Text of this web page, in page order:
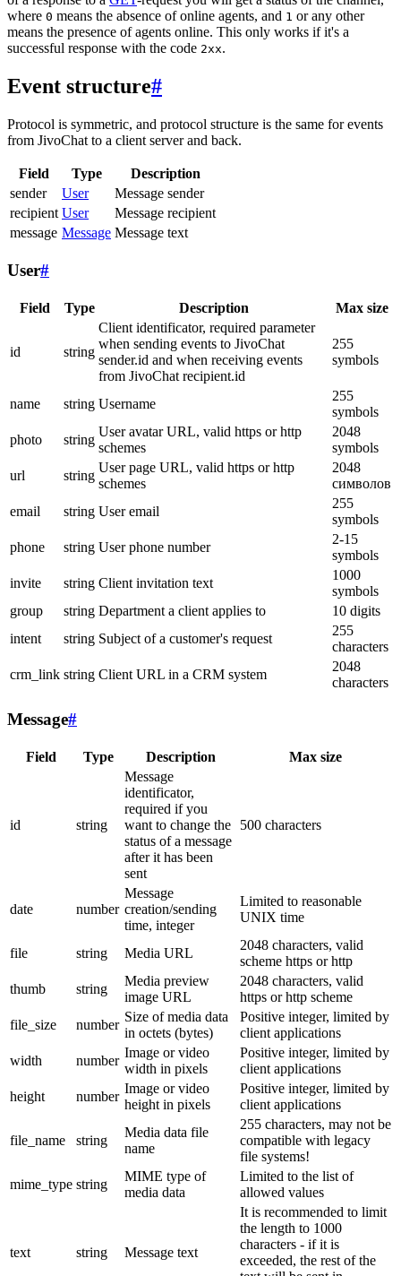
where 0 means the absence of online agents, and 1 or any other
means the presence of agents online. This only works if it's a
successful response with the code 2xx.
Event structure#
Protocol is symmetric, and protocol structure is the same for events
from JivoChat to a client server and back.
Field Type
Description
sender
User
Message sender
recipient User
Message recipient
message Message Message text
User#
Field Type Description Max size
id string
Client identificator, required parameter
when sending events to JivoChat
sender.id and when receiving events
from JivoChat recipient.id
255
symbols
name string Username
255
symbols
photo
string
User avatar URL, valid https or http
schemes
2048
symbols
url
string
User page URL, valid https or http
schemes
2048
символов
email
string User email
255
symbols
phone
string User phone number
2-15
symbols
invite
string Client invitation text
1000
symbols
group
string Department a client applies to
10 digits
intent
string Subject of a customer's request
255
characters
crm_link string Client URL in a CRM system
2048
characters
Message#
Field Type Description Max size
id string
Message
identificator,
required if you
want to change the
status of a message
after it has been
sent
500 characters
date number
Message
creation/sending
time, integer
Limited to reasonable
UNIX time
file string Media URL
2048 characters, valid
scheme https or http
thumb
string
Media preview
image URL
2048 characters, valid
https or http scheme
file_size
number
Size of media data
in octets (bytes)
Positive integer, limited by
client applications
width
number
Image or video
width in pixels
Positive integer, limited by
client applications
height
number
Image or video
height in pixels
Positive integer, limited by
client applications
file_name string
Media data file
name
255 characters, may not be
compatible with legacy
file systems!
mime_type string
MIME type of
media data
Limited to the list of
allowed values
text string Message text
It is recommended to limit
the length to 1000
characters - if it is
exceeded, the rest of the